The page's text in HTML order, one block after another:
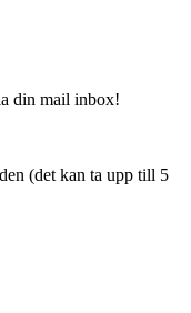
din mail inbox!
(det kan ta upp till 5